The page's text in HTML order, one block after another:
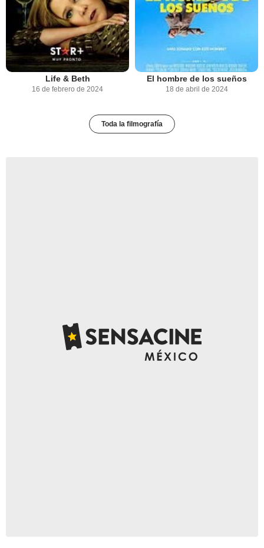
Life & Beth
16 de febrero de 2024
El hombre de los sueños
18 de abril de 2024
Toda la filmografía